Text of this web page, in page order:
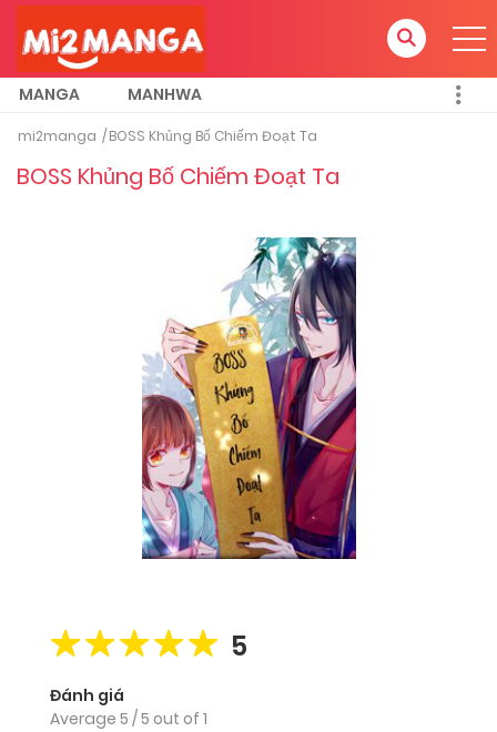
MANGA MANHWA
mi2manga BOSS Khủng Bố Chiếm Đoạt Ta
BOSS Khủng Bố Chiếm Đoạt Ta
5
Đánh giá
Average 5 /5 out of 1